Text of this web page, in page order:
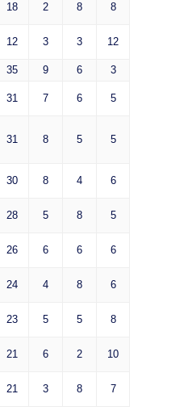
18 2 8 8
12 3 3 12
35 9 6 3
31 7 6 5
31 8 5 5
30 8 4 6
28 5 8 5
26 6 6 6
24 4 8 6
23 5 5 8
21 6 2 10
21 3 8 7